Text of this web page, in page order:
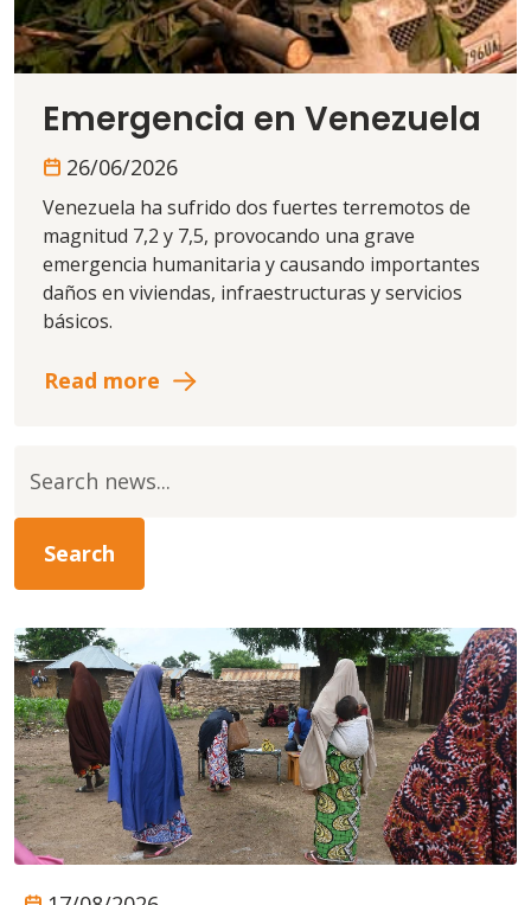
Emergencia en Venezuela
26/06/2026
Venezuela ha sufrido dos fuertes terremotos de
magnitud 7,2 y 7,5, provocando una grave
emergencia humanitaria y causando importantes
daños en viviendas, infraestructuras y servicios
básicos.
Read more